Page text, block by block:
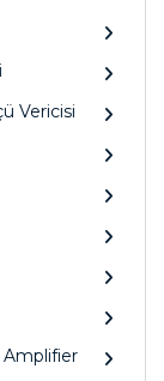
Vericisi